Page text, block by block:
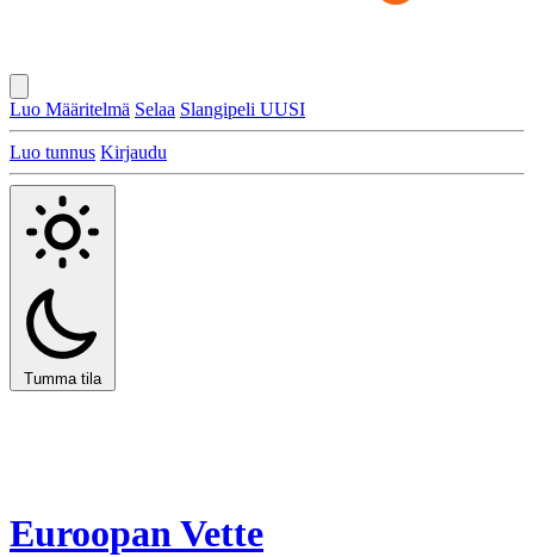
Luo Määritelmä Selaa Slangipeli UUSI
Luo tunnus Kirjaudu
Tumma tila
Euroopan Vette